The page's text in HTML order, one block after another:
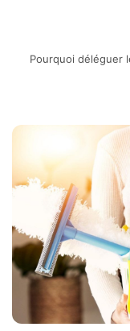
Pourquoi déléguer